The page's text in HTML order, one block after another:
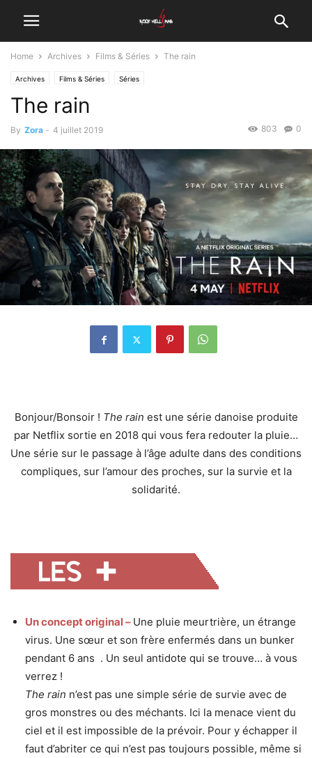
Home Archives Films & Séries The rain
Archives Films & Séries Séries
The rain
By Zora - 4 juillet 2019 0
803
Bonjour/Bonsoir ! The rain est une série danoise produite
par Netflix sortie en 2018 qui vous fera redouter la pluie…
Une série sur le passage à l’âge adulte dans des conditions
compliques, sur l’amour des proches, sur la survie et la
solidarité.
Un concept original – Une pluie meurtrière, un étrange
virus. Une sœur et son frère enfermés dans un bunker
pendant 6 ans . Un seul antidote qui se trouve… à vous
verrez !
The rain n’est pas une simple série de survie avec de
gros monstres ou des méchants. Ici la menace vient du
ciel et il est impossible de la prévoir. Pour y échapper il
faut d’abriter ce qui n’est pas toujours possible, même si